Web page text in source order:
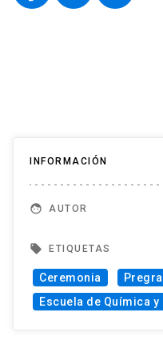
INFORMACIÓN
face AUTOR
local_offer ETIQUETAS
Ceremonia
Escuela de Química y